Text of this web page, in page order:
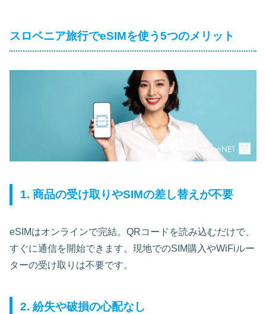
スロベニア旅行でeSIMを使う5つのメリット
1. 商品の受け取りやSIMの差し替えが不要
eSIMはオンラインで完結。QRコードを読み込むだけで、
すぐに通信を開始できます。現地でのSIM購入やWiFiルー
ターの受け取りは不要です。
2. 紛失や破損の心配なし